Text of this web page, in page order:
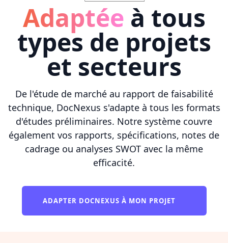
Adaptée à tous
types de projets
et secteurs
De l'étude de marché au rapport de faisabilité
technique, DocNexus s'adapte à tous les formats
d'études préliminaires. Notre système couvre
également vos rapports, spécifications, notes de
cadrage ou analyses SWOT avec la même
efficacité.
ADAPTER DOCNEXUS À MON PROJET